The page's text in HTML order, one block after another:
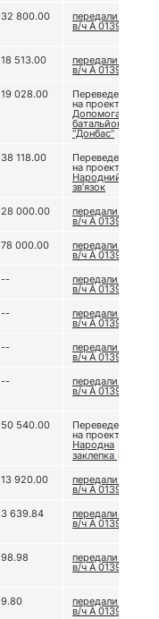
32 800.00 передали до
в/ч А 0139
18 513.00 передали до
в/ч А 0139
19 028.00 Переведено
на проект
Допомога
батальйону
“Донбас”
38 118.00 Переведено
на проект
Народний
зв’язок
28 000.00 передали до
в/ч А 0139
78 000.00 передали до
в/ч А 0139
-- передали до
в/ч А 0139
-- передали до
в/ч А 0139
-- передали до
в/ч А 0139
-- передали до
в/ч А 0139
50 540.00 Переведено
на проект
Народна
заклепка
13 920.00 передали до
в/ч А 0139
3 639.84 передали до
в/ч А 0139
98.98 передали до
в/ч А 0139
9.80 передали до
в/ч А 0139